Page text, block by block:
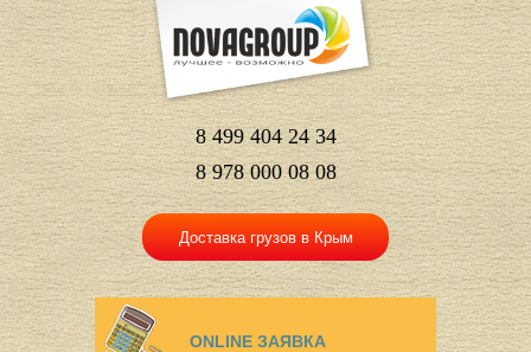
8 499 404 24 34
8 978 000 08 08
Доставка грузов в Крым
ONLINE ЗАЯВКА